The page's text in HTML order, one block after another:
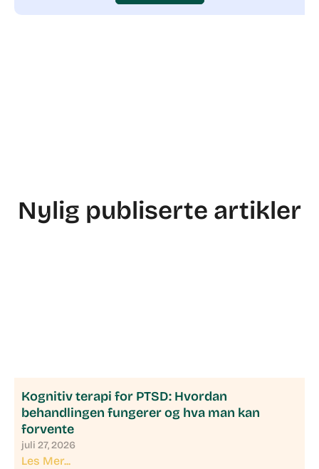
Nylig publiserte artikler
Kognitiv terapi for PTSD: Hvordan
behandlingen fungerer og hva man kan
forvente
juli 27, 2026
Les Mer...